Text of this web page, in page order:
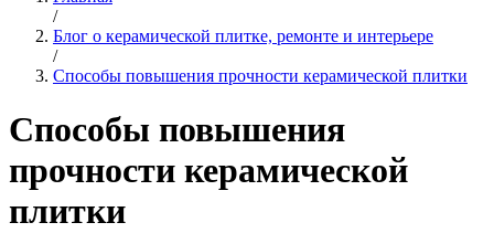
/
Блог о керамической плитке, ремонте и интерьере
/
Способы повышения прочности керамической плитки
Способы повышения
прочности керамической
плитки